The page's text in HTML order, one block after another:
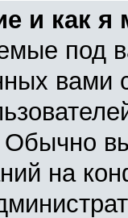
и как я
под
Обычно
на